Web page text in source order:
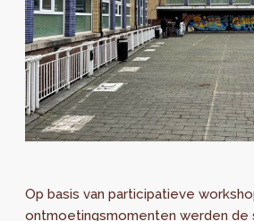
Op basis van participatieve
ontmoetingsmomenten werden de